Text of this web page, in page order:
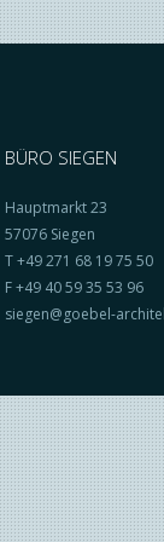
Leipzig
München
Siegen
Wesel
BÜRO SIEGEN
Hauptmarkt 23
57076 Siegen
T +49 271 68 19 75 50
F +49 40 59 35 53 96
siegen@goebel-